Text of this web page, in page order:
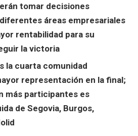
tomar decisiones
áreas empresariales
rentabilidad para su
la victoria
la cuarta comunidad
representación en la final;
más participantes es
de Segovia, Burgos,